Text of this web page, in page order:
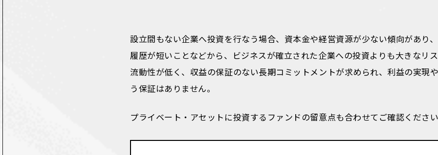
設立間もない企業へ投資を行なう場合、資本金や経営資源が少ない傾向があり
履歴が短いことなどから、ビジネスが確立された企業への投資よりも大きなリ
流動性が低く、収益の保証のない長期コミットメントが求められ、利益の実現
う保証はありません。
プライベート・アセットに投資するファンドの留意点も合わせてご確認くださ